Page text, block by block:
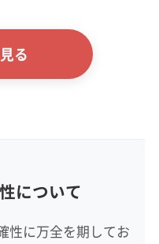
町
綾歌郡宇多津町
る
について
性に万全を期してお